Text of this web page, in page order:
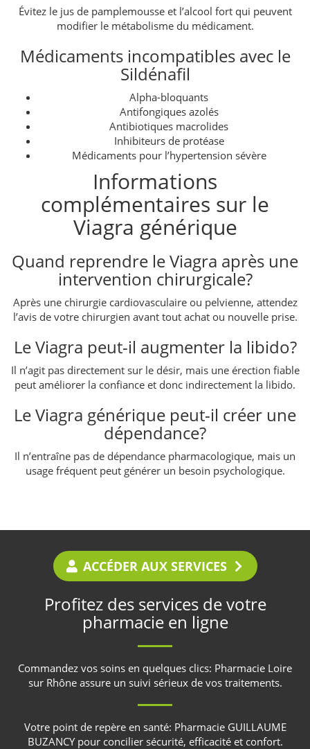
Évitez le jus de pamplemousse et l’alcool fort qui peuvent
modifier le métabolisme du médicament.
Médicaments incompatibles avec le
Sildénafil
Alpha-bloquants
Antifongiques azolés
Antibiotiques macrolides
Inhibiteurs de protéase
Médicaments pour l’hypertension sévère
Informations
complémentaires sur le
Viagra générique
Quand reprendre le Viagra après une
intervention chirurgicale?
Après une chirurgie cardiovasculaire ou pelvienne, attendez
l’avis de votre chirurgien avant tout achat ou nouvelle prise.
Le Viagra peut-il augmenter la libido?
Il n’agit pas directement sur le désir, mais une érection fiable
peut améliorer la confiance et donc indirectement la libido.
Le Viagra générique peut-il créer une
dépendance?
Il n’entraîne pas de dépendance pharmacologique, mais un
usage fréquent peut générer un besoin psychologique.
ACCÉDER AUX SERVICES
Profitez des services de votre
pharmacie en ligne
Commandez vos soins en quelques clics: Pharmacie Loire
sur Rhôneassure un suivi sérieux de vos traitements.
Votre point de repère en santé: Pharmacie GUILLAUME
BUZANCYpour concilier sécurité, efficacité et confort.